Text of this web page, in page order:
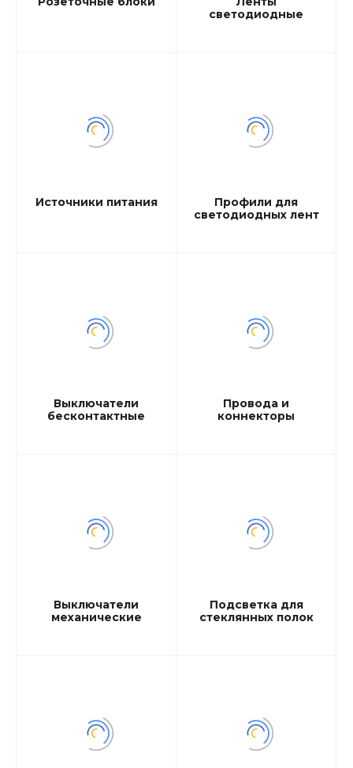
светодиодные
Источники питания
Профили для
светодиодных лент
Выключатели
бесконтактные
Провода и
коннекторы
Выключатели
механические
Подсветка для
стеклянных полок